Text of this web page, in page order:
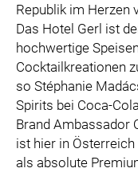
Republik im Herzen
Das Hotel Gerl ist
hochwertige
Cocktailkreationen
so Stéphanie
Spirits bei Coca-
Brand Ambassador
ist hier in
als absolute